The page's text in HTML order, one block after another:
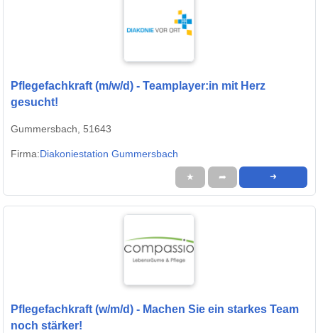
Pflegefachkraft (m/w/d) - Teamplayer:in mit Herz
gesucht!
Gummersbach, 51643
Firma:Diakoniestation Gummersbach
★ ➦ ➜
Pflegefachkraft (w/m/d) - Machen Sie ein starkes Team
noch stärker!